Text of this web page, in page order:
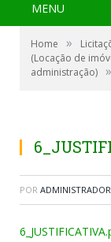
MENU
Home »
(Locação de
administração) »
POR ADMINISTRADOR